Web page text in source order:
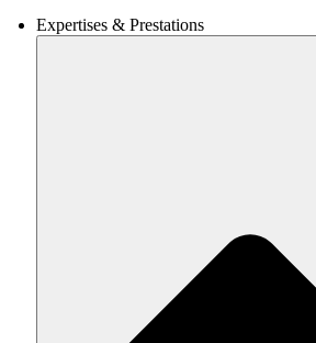
Expertises & Prestations